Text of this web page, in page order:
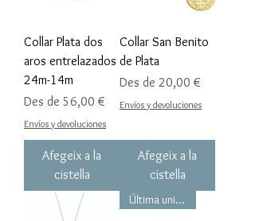
Collar Plata dos
aros entrelazados
24m-14m
Des de 56,00 €
Preu d'oferta
Envíos y devoluciones
Afegeix a la
cistella
Collar San Benito
de Plata
Des de 20,00 €
Preu d'oferta
Envíos y devoluciones
Afegeix a la
cistella
Última unidad!!!